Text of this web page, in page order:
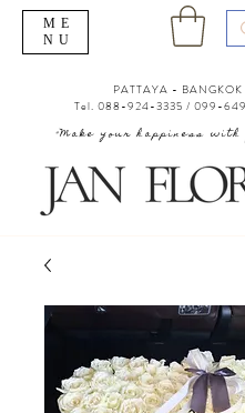
"Make your happiness
PATTAYA - BANGKOK
Tel. 088-924-3335 / 099-
ME
NU